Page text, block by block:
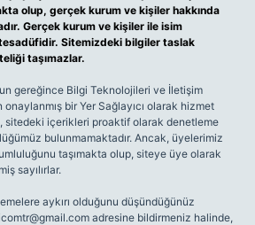
olup, gerçek kurum ve kişiler hakkında
Gerçek kurum ve kişiler ile isim
Sitemizdeki bilgiler taslak
taşımazlar.
gereğince Bilgi Teknolojileri ve İletişim
onaylanmış bir Yer Sağlayıcı olarak hizmet
sitedeki içerikleri proaktif olarak denetleme
bulunmamaktadır. Ancak, üyelerimiz
taşımakta olup, siteye üye olarak
sayılırlar.
aykırı olduğunu düşündüğünüz
adresine bildirmeniz halinde,